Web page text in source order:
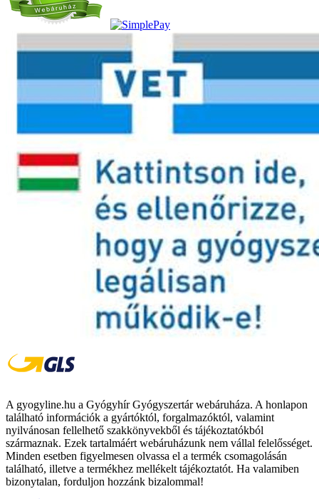
A gyogyline.hu a Gyógyhír Gyógyszertár webáruháza. A honlapon
található információk a gyártóktól, forgalmazóktól, valamint
nyilvánosan fellelhető szakkönyvekből és tájékoztatókból
származnak. Ezek tartalmáért webáruházunk nem vállal felelősséget.
Minden esetben figyelmesen olvassa el a termék csomagolásán
található, illetve a termékhez mellékelt tájékoztatót. Ha valamiben
bizonytalan, forduljon hozzánk bizalommal!